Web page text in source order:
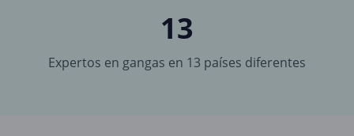
13
Expertos en gangas en 13 países diferentes